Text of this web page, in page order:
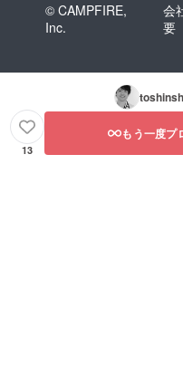
© CAMPFIRE,
Inc.
会
要
13
もう一度プ